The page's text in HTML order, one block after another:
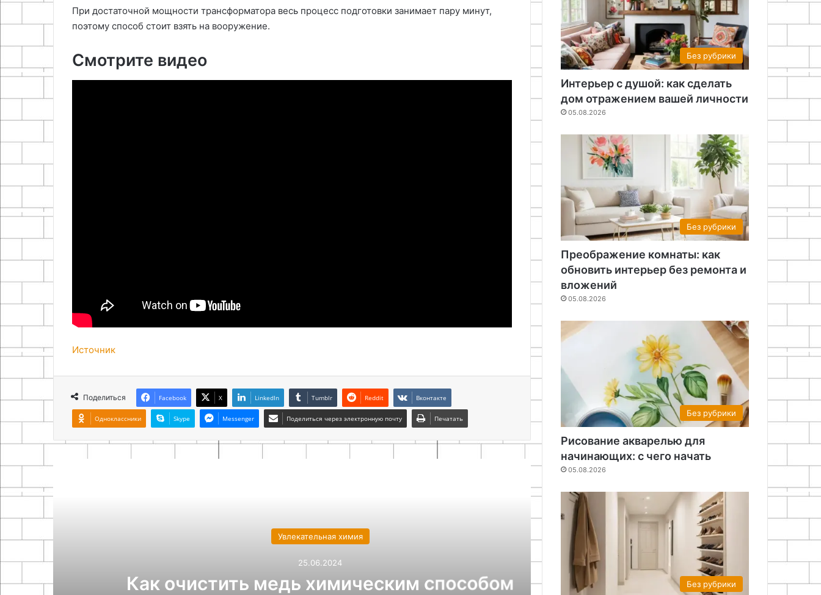
При достаточной мощности трансформатора весь процесс подготовки занимает пару минут,
поэтому способ стоит взять на вооружение.
Смотрите видео
Источник
Поделиться Facebook X LinkedIn Tumblr Reddit Вконтакте
Одноклассники Skype Messenger Поделиться через электронную почту Печатать
Увлекательная химия
25.06.2024
Как очистить медь химическим способом
Как хромировать
Без рубрики
Интерьер с душой: как сделать
дом отражением вашей личности
05.08.2026
Без рубрики
Преображение комнаты: как
обновить интерьер без ремонта и
вложений
05.08.2026
Без рубрики
Рисование акварелью для
начинающих: с чего начать
05.08.2026
Без рубрики